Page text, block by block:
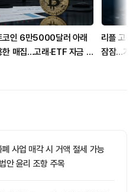
코인 6만5000달러 아래
한 매집…고래·ETF 자금 유
리플 고
잠잠…가
사업 매각 시 거액 절세 가능
안 윤리 조항 주목